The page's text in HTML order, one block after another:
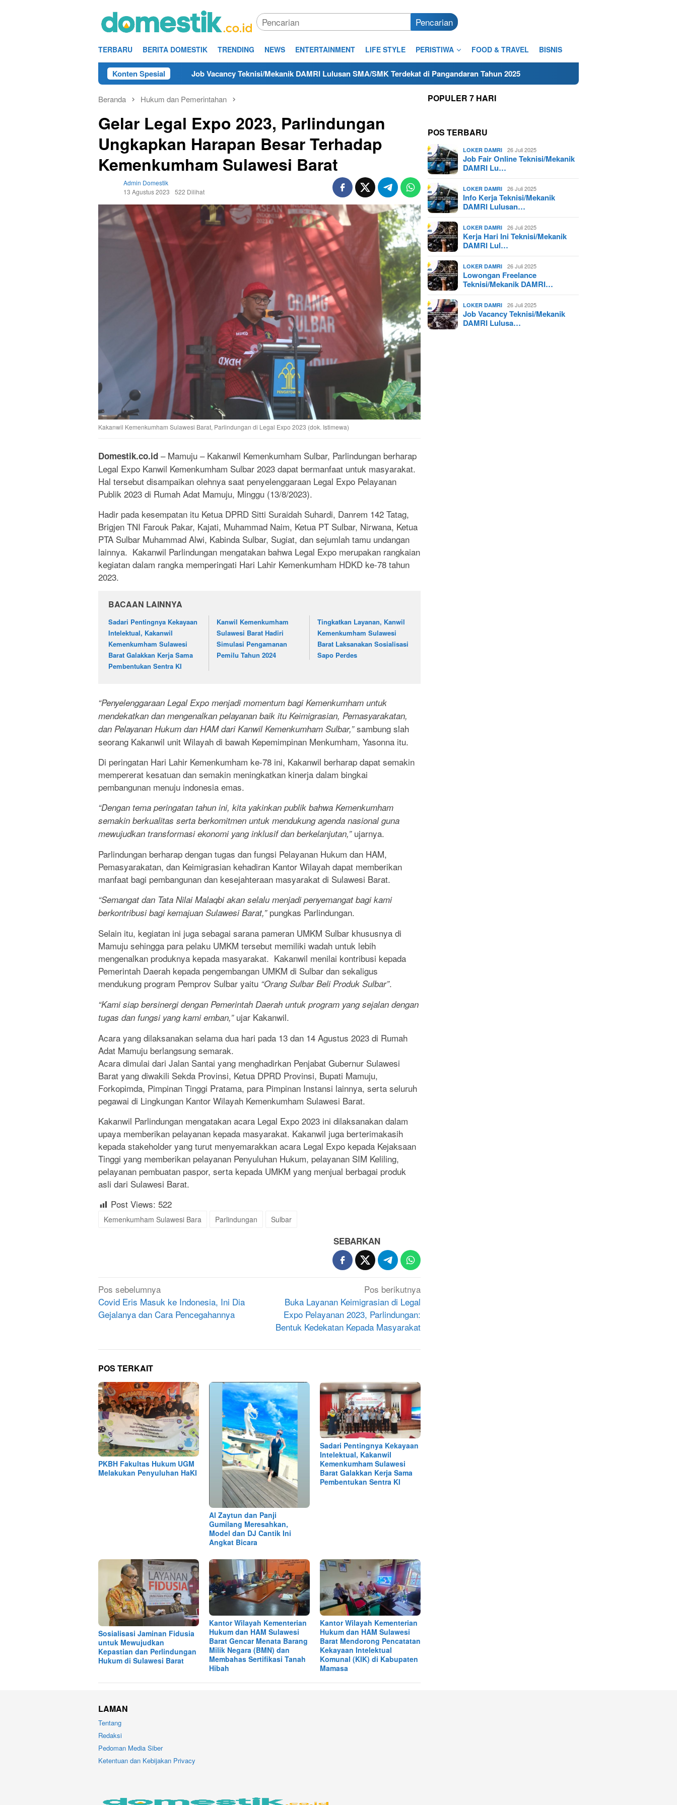
Pencarian
TERBARU BERITA DOMESTIK TRENDING NEWS ENTERTAINMENT LIFE STYLE PERISTIWA FOOD & TRAVEL BISNIS
Konten Spesial
Job Vacancy Teknisi/Mekanik DAMRI Lulusan SMA/SMK Terdekat di Pangandaran Tahun 2025
Beranda Hukum dan Pemerintahan
Gelar Legal Expo 2023, Parlindungan
Ungkapkan Harapan Besar Terhadap
Kemenkumham Sulawesi Barat
Admin Domestik
13 Agustus 2023
522 Dilihat
Kakanwil Kemenkumham Sulawesi Barat, Parlindungan di Legal Expo 2023 (dok. Istimewa)
Domestik.co.id – Mamuju – Kakanwil Kemenkumham Sulbar, Parlindungan berharap
Legal Expo Kanwil Kemenkumham Sulbar 2023 dapat bermanfaat untuk masyarakat.
Hal tersebut disampaikan olehnya saat penyelenggaraan Legal Expo Pelayanan
Publik 2023 di Rumah Adat Mamuju, Minggu (13/8/2023).
Hadir pada kesempatan itu Ketua DPRD Sitti Suraidah Suhardi, Danrem 142 Tatag,
Brigjen TNI Farouk Pakar, Kajati, Muhammad Naim, Ketua PT Sulbar, Nirwana, Ketua
PTA Sulbar Muhammad Alwi, Kabinda Sulbar, Sugiat, dan sejumlah tamu undangan
lainnya. Kakanwil Parlindungan mengatakan bahwa Legal Expo merupakan rangkaian
kegiatan dalam rangka memperingati Hari Lahir Kemenkumham HDKD ke-78 tahun
2023.
BACAAN LAINNYA
Sadari Pentingnya Kekayaan
Intelektual, Kakanwil
Kemenkumham Sulawesi
Barat Galakkan Kerja Sama
Pembentukan Sentra KI
Kanwil Kemenkumham
Sulawesi Barat Hadiri
Simulasi Pengamanan
Pemilu Tahun 2024
Tingkatkan Layanan, Kanwil
Kemenkumham Sulawesi
Barat Laksanakan Sosialisasi
Sapo Perdes
“Penyelenggaraan Legal Expo menjadi momentum bagi Kemenkumham untuk
mendekatkan dan mengenalkan pelayanan baik itu Keimigrasian, Pemasyarakatan,
dan Pelayanan Hukum dan HAM dari Kanwil Kemenkumham Sulbar,”sambung slah
seorang Kakanwil unit Wilayah di bawah Kepemimpinan Menkumham, Yasonna itu.
Di peringatan Hari Lahir Kemenkumham ke-78 ini, Kakanwil berharap dapat semakin
mempererat kesatuan dan semakin meningkatkan kinerja dalam bingkai
pembangunan menuju indonesia emas.
“Dengan tema peringatan tahun ini, kita yakinkan publik bahwa Kemenkumham
semakin berkualitas serta berkomitmen untuk mendukung agenda nasional guna
mewujudkan transformasi ekonomi yang inklusif dan berkelanjutan,”ujarnya.
Parlindungan berharap dengan tugas dan fungsi Pelayanan Hukum dan HAM,
Pemasyarakatan, dan Keimigrasian kehadiran Kantor Wilayah dapat memberikan
manfaat bagi pembangunan dan kesejahteraan masyarakat di Sulawesi Barat.
“Semangat dan Tata Nilai Malaqbi akan selalu menjadi penyemangat bagi kami
berkontribusi bagi kemajuan Sulawesi Barat,”pungkas Parlindungan.
Selain itu, kegiatan ini juga sebagai sarana pameran UMKM Sulbar khususnya di
Mamuju sehingga para pelaku UMKM tersebut memiliki wadah untuk lebih
mengenalkan produknya kepada masyarakat. Kakanwil menilai kontribusi kepada
Pemerintah Daerah kepada pengembangan UMKM di Sulbar dan sekaligus
mendukung program Pemprov Sulbar yaitu “Orang Sulbar Beli Produk Sulbar”.
“Kami siap bersinergi dengan Pemerintah Daerah untuk program yang sejalan dengan
tugas dan fungsi yang kami emban,”ujar Kakanwil.
Acara yang dilaksanakan selama dua hari pada 13 dan 14 Agustus 2023 di Rumah
Adat Mamuju berlangsung semarak.
Acara dimulai dari Jalan Santai yang menghadirkan Penjabat Gubernur Sulawesi
Barat yang diwakili Sekda Provinsi, Ketua DPRD Provinsi, Bupati Mamuju,
Forkopimda, Pimpinan Tinggi Pratama, para Pimpinan Instansi lainnya, serta seluruh
pegawai di Lingkungan Kantor Wilayah Kemenkumham Sulawesi Barat.
Kakanwil Parlindungan mengatakan acara Legal Expo 2023 ini dilaksanakan dalam
upaya memberikan pelayanan kepada masyarakat. Kakanwil juga berterimakasih
kepada stakeholder yang turut menyemarakkan acara Legal Expo kepada Kejaksaan
Tinggi yang memberikan pelayanan Penyuluhan Hukum, pelayanan SIM Keliling,
pelayanan pembuatan paspor, serta kepada UMKM yang menjual berbagai produk
asli dari Sulawesi Barat.
Post Views: 522
Kemenkumham Sulawesi Bara Parlindungan Sulbar
SEBARKAN
Navigasi
pos
Pos sebelumnya
Covid Eris Masuk ke Indonesia, Ini Dia
Gejalanya dan Cara Pencegahannya
Pos berikutnya
Buka Layanan Keimigrasian di Legal
Expo Pelayanan 2023, Parlindungan:
Bentuk Kedekatan Kepada Masyarakat
POS TERKAIT
PKBH Fakultas Hukum UGM
Melakukan Penyuluhan HaKI
Al Zaytun dan Panji
Gumilang Meresahkan,
Model dan DJ Cantik Ini
Angkat Bicara
Sadari Pentingnya Kekayaan
Intelektual, Kakanwil
Kemenkumham Sulawesi
Barat Galakkan Kerja Sama
Pembentukan Sentra KI
Sosialisasi Jaminan Fidusia
untuk Mewujudkan
Kepastian dan Perlindungan
Hukum di Sulawesi Barat
Kantor Wilayah Kementerian
Hukum dan HAM Sulawesi
Barat Gencar Menata Barang
Milik Negara (BMN) dan
Membahas Sertifikasi Tanah
Hibah
Kantor Wilayah Kementerian
Hukum dan HAM Sulawesi
Barat Mendorong Pencatatan
Kekayaan Intelektual
Komunal (KIK) di Kabupaten
Mamasa
POPULER 7 HARI
POS TERBARU
LOKER DAMRI 26 Juli 2025
Job Fair Online Teknisi/Mekanik
DAMRI Lu…
LOKER DAMRI 26 Juli 2025
Info Kerja Teknisi/Mekanik
DAMRI Lulusan…
LOKER DAMRI 26 Juli 2025
Kerja Hari Ini Teknisi/Mekanik
DAMRI Lul…
LOKER DAMRI 26 Juli 2025
Lowongan Freelance
Teknisi/Mekanik DAMRI…
LOKER DAMRI 26 Juli 2025
Job Vacancy Teknisi/Mekanik
DAMRI Lulusa…
LAMAN
Tentang
Redaksi
Pedoman Media Siber
Ketentuan dan Kebijakan Privacy